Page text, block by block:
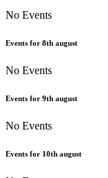
No Events
Events for 8th august
No Events
Events for 9th august
No Events
Events for 10th august